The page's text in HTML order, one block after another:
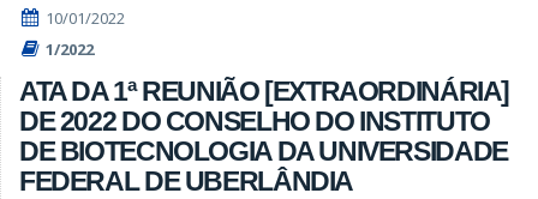
10/01/2022
1/2022
ATA DA 1ª REUNIÃO [EXTRAORDINÁRIA]
DE 2022 DO CONSELHO DO INSTITUTO
DE BIOTECNOLOGIA DA UNIVERSIDADE
FEDERAL DE UBERLÂNDIA